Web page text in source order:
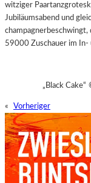
witziger
Jubiläumsabend und
champagnerbeschwingt,
59000 Zuschauer im In-
„Black Cake“
« Vorheriger